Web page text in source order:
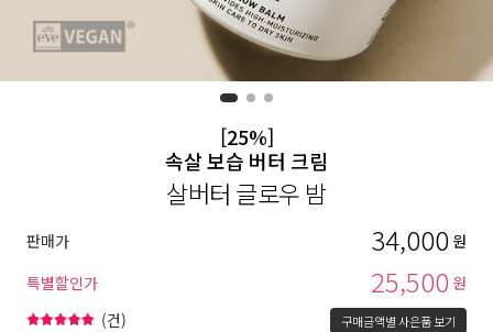
[25%]
속살 보습 버터 크림
살버터 글로우 밤
판매가 34,000 원
특별할인가
25,500 원
(건) 구매금액별 사은품 보기